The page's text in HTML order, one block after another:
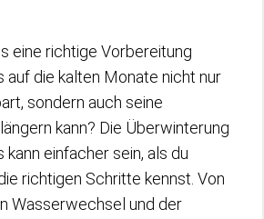
eine richtige Vorbereitung
auf die kalten Monate nicht nur
sondern auch seine
kann? Die Überwinterung
kann einfacher sein, als du
richtigen Schritte kennst. Von
Wasserwechsel und der